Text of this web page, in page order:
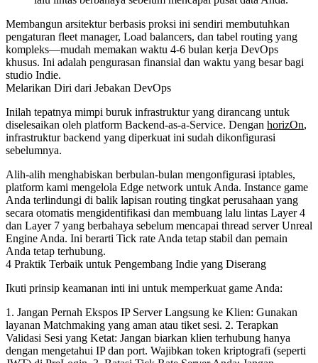
Membangun arsitektur berbasis proksi ini sendiri membutuhkan
pengaturan fleet manager, Load balancers, dan tabel routing yang
kompleks—mudah memakan waktu 4-6 bulan kerja DevOps
khusus. Ini adalah pengurasan finansial dan waktu yang besar bagi
studio Indie.
Melarikan Diri dari Jebakan DevOps
Inilah tepatnya mimpi buruk infrastruktur yang dirancang untuk
diselesaikan oleh platform Backend-as-a-Service. Dengan horizOn,
infrastruktur backend yang diperkuat ini sudah dikonfigurasi
sebelumnya.
Alih-alih menghabiskan berbulan-bulan mengonfigurasi iptables,
platform kami mengelola Edge network untuk Anda. Instance game
Anda terlindungi di balik lapisan routing tingkat perusahaan yang
secara otomatis mengidentifikasi dan membuang lalu lintas Layer 4
dan Layer 7 yang berbahaya sebelum mencapai thread server Unreal
Engine Anda. Ini berarti Tick rate Anda tetap stabil dan pemain
Anda tetap terhubung.
4 Praktik Terbaik untuk Pengembang Indie yang Diserang
Ikuti prinsip keamanan inti ini untuk memperkuat game Anda:
1. Jangan Pernah Ekspos IP Server Langsung ke Klien: Gunakan
layanan Matchmaking yang aman atau tiket sesi. 2. Terapkan
Validasi Sesi yang Ketat: Jangan biarkan klien terhubung hanya
dengan mengetahui IP dan port. Wajibkan token kriptografi (seperti